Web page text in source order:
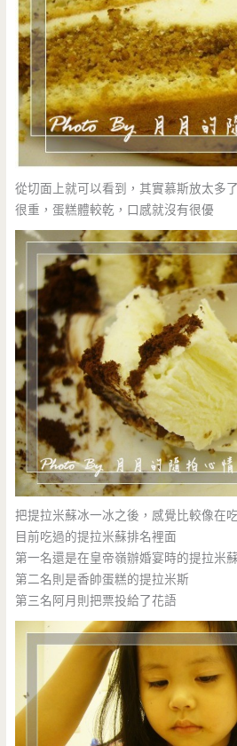
從切面上就可以看到，其實慕斯放太多
很重，蛋糕體較乾，口感就沒有很優
把提拉米蘇冰一冰之後，感覺比較像在
目前吃過的提拉米蘇排名裡面
第一名還是在皇帝嶺辦婚宴時的提拉米
第二名則是香帥蛋糕的提拉米斯
第三名阿月則把票投給了花語